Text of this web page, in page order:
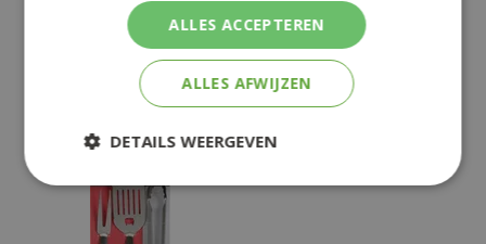
29,95
23 95
+
7,69
€ ,99
ALLES ACCEPTEREN
ALLES AFWIJZEN
DETAILS WEERGEVEN